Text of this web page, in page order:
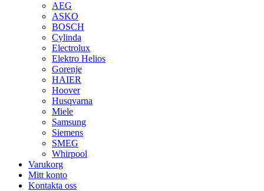
AEG
ASKO
BOSCH
Cylinda
Electrolux
Elektro Helios
Gorenje
HAIER
Hoover
Husqvarna
Miele
Samsung
Siemens
SMEG
Whirpool
Varukorg
Mitt konto
Kontakta oss